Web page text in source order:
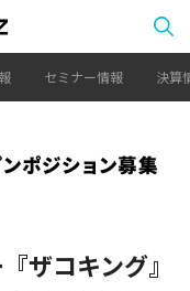
セミナー情報 決算
ザコキング』